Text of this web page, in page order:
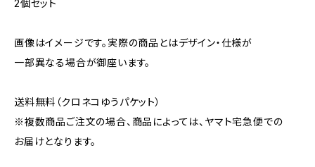
2個セット
画像はイメージです。実際の商品とはデザイン・仕様が
一部異なる場合が御座います。
送料無料（クロネコゆうパケット）
※複数商品ご注文の場合、商品によっては、ヤマト宅急便での
お届けとなります。